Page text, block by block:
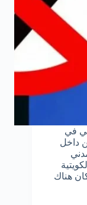
في
داخل
هناك